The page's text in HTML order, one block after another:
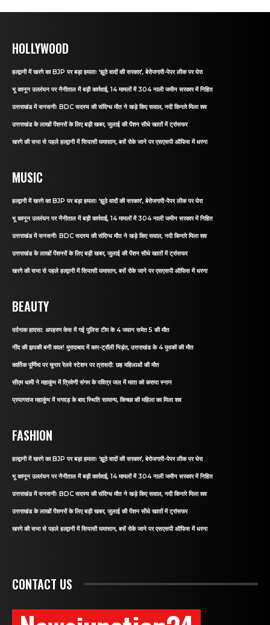
HOLLYWOOD
हल्द्वानी में खरगे का BJP पर बड़ा हमलाः ‘झूठे वादों की सरकार’, बेरोजगारी-पेपर लीक पर घेरा
भू कानून उल्लंघन पर नैनीताल में बड़ी कार्रवाई, 14 मामलों में 304 नाली जमीन सरकार में निहित
उत्तराखंड में सनसनीः BDC सदस्य की संदिग्ध मौत ने खड़े किए सवाल, नदी किनारे मिला शव
उत्तराखंड के लाखों पेंशनरों के लिए बड़ी खबर, जुलाई की पेंशन सीधे खातों में ट्रांसफर
खरगे की सभा से पहले हल्द्वानी में सियासी घमासान, बसें रोके जाने पर एसएसपी ऑफिस में धरना
MUSIC
हल्द्वानी में खरगे का BJP पर बड़ा हमलाः ‘झूठे वादों की सरकार’, बेरोजगारी-पेपर लीक पर घेरा
भू कानून उल्लंघन पर नैनीताल में बड़ी कार्रवाई, 14 मामलों में 304 नाली जमीन सरकार में निहित
उत्तराखंड में सनसनीः BDC सदस्य की संदिग्ध मौत ने खड़े किए सवाल, नदी किनारे मिला शव
उत्तराखंड के लाखों पेंशनरों के लिए बड़ी खबर, जुलाई की पेंशन सीधे खातों में ट्रांसफर
खरगे की सभा से पहले हल्द्वानी में सियासी घमासान, बसें रोके जाने पर एसएसपी ऑफिस में धरना
BEAUTY
दर्दनाक हादसा: अपहरण केस में गई पुलिस टीम के 4 जवान समेत 5 की मौत
नींद की झपकी बनी काल! मुरादाबाद में कार-ट्रॉली भिड़ंत, उत्तराखंड के 4 युवकों की मौत
कार्तिक पूर्णिमा पर चुनार रेलवे स्टेशन पर त्रासदी: छह महिलाओं की मौत
सीएम धामी ने महाकुंभ में त्रिवेणी संगम के पवित्र जल में माता को कराया स्नान
प्रयागराज महाकुंभ में भगदड़ के बाद स्थिति सामान्य, किच्छा की महिला का मिला शव
FASHION
हल्द्वानी में खरगे का BJP पर बड़ा हमलाः ‘झूठे वादों की सरकार’, बेरोजगारी-पेपर लीक पर घेरा
भू कानून उल्लंघन पर नैनीताल में बड़ी कार्रवाई, 14 मामलों में 304 नाली जमीन सरकार में निहित
उत्तराखंड में सनसनीः BDC सदस्य की संदिग्ध मौत ने खड़े किए सवाल, नदी किनारे मिला शव
उत्तराखंड के लाखों पेंशनरों के लिए बड़ी खबर, जुलाई की पेंशन सीधे खातों में ट्रांसफर
खरगे की सभा से पहले हल्द्वानी में सियासी घमासान, बसें रोके जाने पर एसएसपी ऑफिस में धरना
CONTACT US